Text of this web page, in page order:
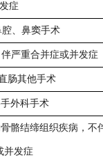
症
腔、鼻窦手术
严重合并症或并发症
肠其他手术
外科手术
骼结缔组织疾病，不
并发症